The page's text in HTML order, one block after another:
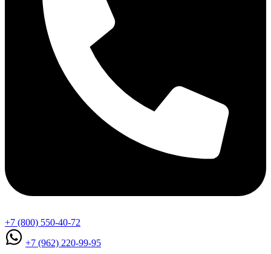
+7 (800) 550-40-72
+7 (962) 220-99-95